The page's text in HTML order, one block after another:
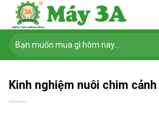
Chuyển
nội
dung
Tìm
kiếm:
Kinh nghiệm nuôi chim cảnh